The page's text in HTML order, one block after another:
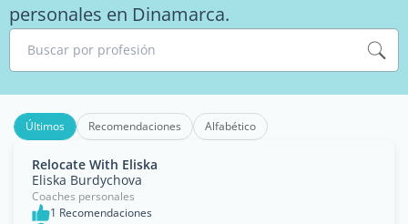
personales en Dinamarca.
Buscar por profesión
Últimos Recomendaciones Alfabético
Relocate With Eliska
Eliska Burdychova
Coaches personales
1 Recomendaciones